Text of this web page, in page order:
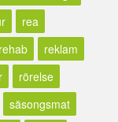
rea
rehab
reklam
rörelse
säsongsmat